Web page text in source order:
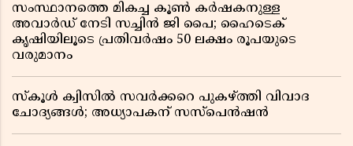
സംസ്ഥാനത്തെ മികച്ച കൂൺ കർഷകനുള്ള
അവാർഡ് നേടി സച്ചിൻ ജി പൈ; ഹൈടെക്
കൃഷിയിലൂടെ പ്രതിവർഷം 50 ലക്ഷം രൂപയുടെ
വരുമാനം
സ്കൂൾ ക്വിസിൽ സവർക്കറെ പുകഴ്ത്തി വിവാദ
ചോദ്യങ്ങൾ; അധ്യാപകന് സസ്പെൻഷൻ